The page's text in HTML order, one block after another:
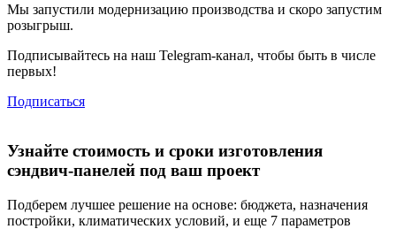
Мы запустили модернизацию производства и скоро запустим
розыгрыш.
Подписывайтесь на наш Telegram-канал, чтобы быть в числе
первых!
Подписаться
Узнайте стоимость и сроки изготовления
сэндвич-панелей под ваш проект
Подберем лучшее решение на основе: бюджета, назначения
постройки, климатических условий, и еще 7 параметров